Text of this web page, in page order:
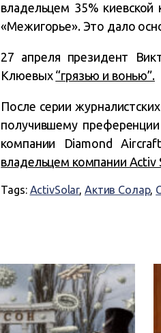
владельцем 35% киевской
«Межигорье». Это дало
27 апреля президент
Клюевых “грязью и вонью”.
После серии
получившему
компании Diamond
владельцем компании Activ
Tags: ActivSolar, Актив Солар,